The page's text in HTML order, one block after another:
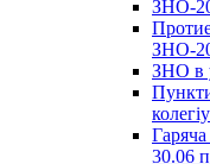
ЗНО-
ЗНО-
ЗНО в
30.06